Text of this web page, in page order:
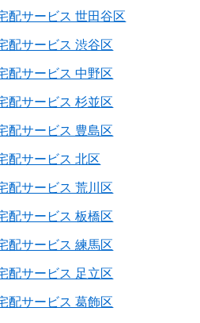
配サービス 世田谷区
配サービス 渋谷区
配サービス 中野区
配サービス 杉並区
配サービス 豊島区
配サービス 北区
配サービス 荒川区
配サービス 板橋区
配サービス 練馬区
配サービス 足立区
配サービス 葛飾区